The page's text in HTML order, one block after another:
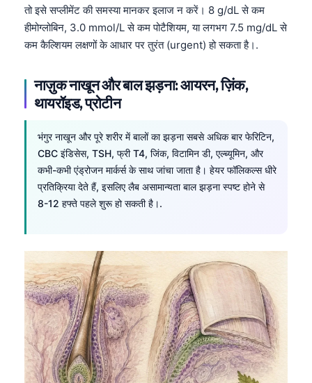
तो इसे सप्लीमेंट की समस्या मानकर इलाज न करें। 8 g/dL से कम
हीमोग्लोबिन, 3.0 mmol/L से कम पोटैशियम, या लगभग 7.5 mg/dL से
कम कैल्शियम लक्षणों के आधार पर तुरंत (urgent) हो सकता है।.
नाज़ुक नाखून और बाल झड़ना: आयरन, ज़िंक,
थायरॉइड, प्रोटीन
भंगुर नाखून और पूरे शरीर में बालों का झड़ना सबसे अधिक बार फेरिटिन,
CBC इंडिसेस, TSH, फ्री T4, जिंक, विटामिन डी, एल्ब्यूमिन, और
कभी-कभी एंड्रोजन मार्कर्स के साथ जांचा जाता है। हेयर फॉलिकल्स धीरे
प्रतिक्रिया देते हैं, इसलिए लैब असामान्यता बाल झड़ना स्पष्ट होने से
8-12 हफ्ते पहले शुरू हो सकती है।.